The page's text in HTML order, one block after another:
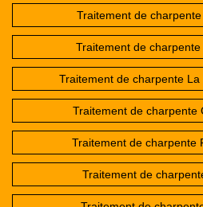
Traitement de
Traitement de
Traitement de charpente
Traitement de charpente
Traitement de charpente
Traitement de